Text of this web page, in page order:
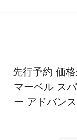
先行予約 価
マーベル ス
ー アドバン